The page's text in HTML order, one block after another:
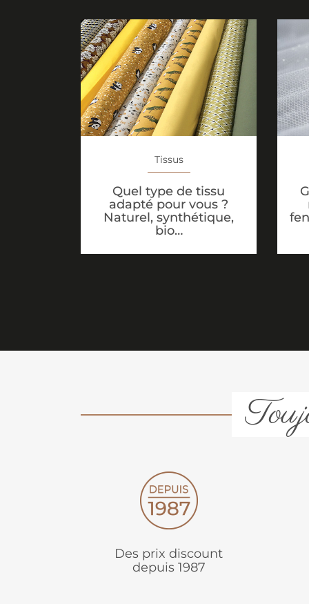
Tissus
Quel type de tissu
adapté pour vous ?
Naturel, synthétique,
bio…
Des prix discount
depuis 1987